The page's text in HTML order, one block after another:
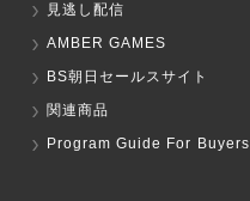
見逃し配信
AMBER GAMES
BS朝日セールスサイト
関連商品
Program Guide For Buyers